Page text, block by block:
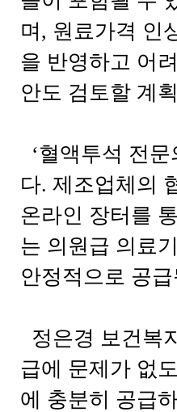
며, 원료가격 인
을 반영하고 어
안도 검토할 계
‘혈액투석 전
다. 제조업체의
온라인 장터를
는 의원급 의료
안정적으로 공
정은경 보건복
급에 문제가 없
에 충분히 공급